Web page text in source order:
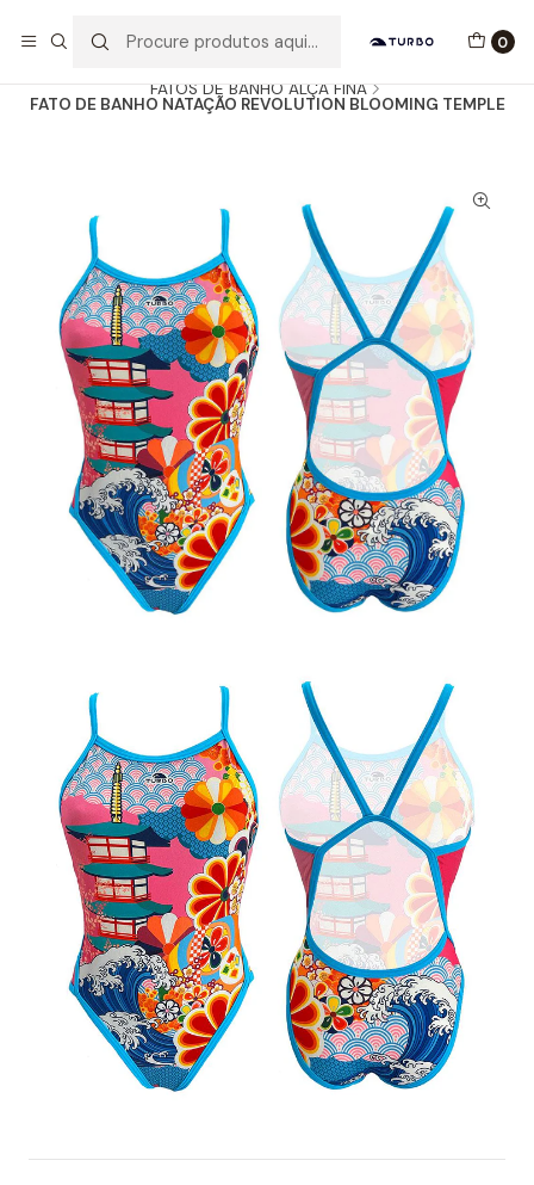
0
FATOS DE BANHO ALÇA FINA
FATO DE BANHO NATAÇÃO REVOLUTION BLOOMING TEMPLE